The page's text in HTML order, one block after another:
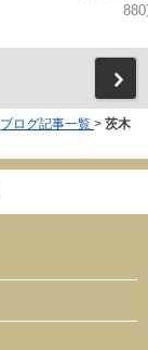
ブログ記事一覧 > 茨木